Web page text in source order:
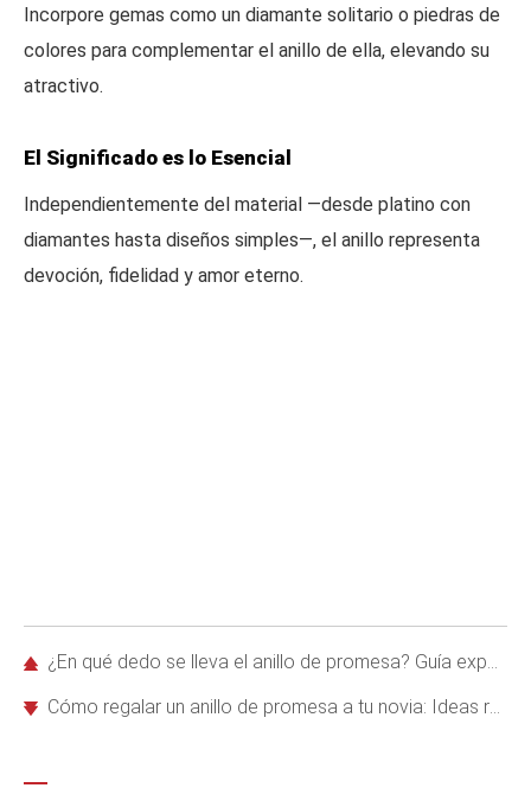
Incorpore gemas como un diamante solitario o piedras de
colores para complementar el anillo de ella, elevando su
atractivo.
El Significado es lo Esencial
Independientemente del material —desde platino con
diamantes hasta diseños simples—, el anillo representa
devoción, fidelidad y amor eterno.
¿En qué dedo se lleva el anillo de promesa? Guía experta con opciones tradicionales y modernas
Cómo regalar un anillo de promesa a tu novia: Ideas románticas y consejos infalibles